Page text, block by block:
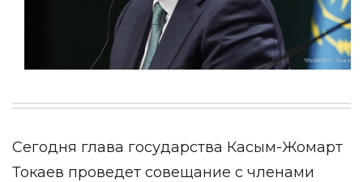
Сегодня глава государства Касым-Жомарт
Токаев проведет совещание с членами